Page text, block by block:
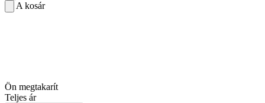
A kosár
Ön megtakarít
Teljes ár